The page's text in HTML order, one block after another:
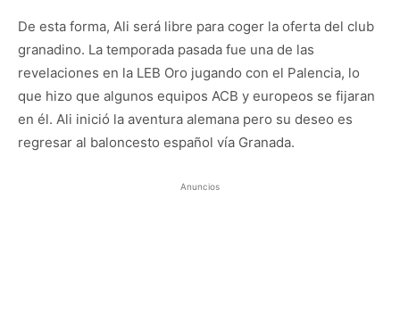
De esta forma, Ali será libre para coger la oferta del club
granadino. La temporada pasada fue una de las
revelaciones en la LEB Oro jugando con el Palencia, lo
que hizo que algunos equipos ACB y europeos se fijaran
en él. Ali inició la aventura alemana pero su deseo es
regresar al baloncesto español vía Granada.
Anuncios